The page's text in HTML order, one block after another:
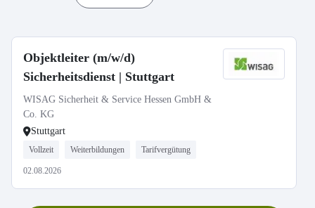
Objektleiter (m/w/d)
Sicherheitsdienst | Stuttgart
WISAG Sicherheit & Service Hessen GmbH &
Co. KG
Stuttgart
Vollzeit Weiterbildungen Tarifvergütung
02.08.2026